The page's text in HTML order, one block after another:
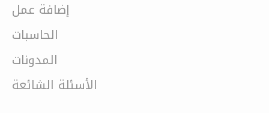
إضافة عمل
الحاسبات
المدونات
الأسئلة الشائعة